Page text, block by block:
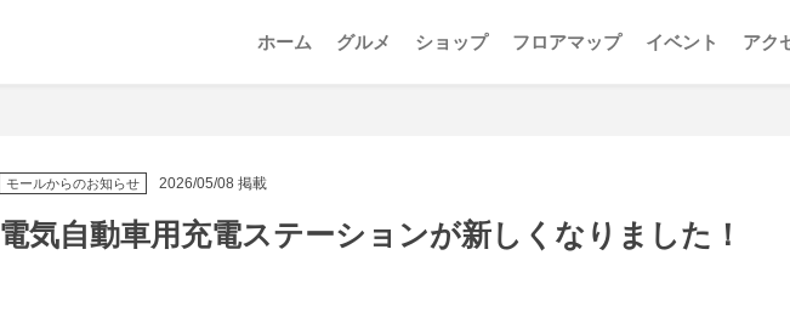
ホーム グルメ ショップ フロアマップ イベント アク
モールからのお知らせ 2026/05/08 掲載
電気自動車用充電ステーションが新しくなりました！